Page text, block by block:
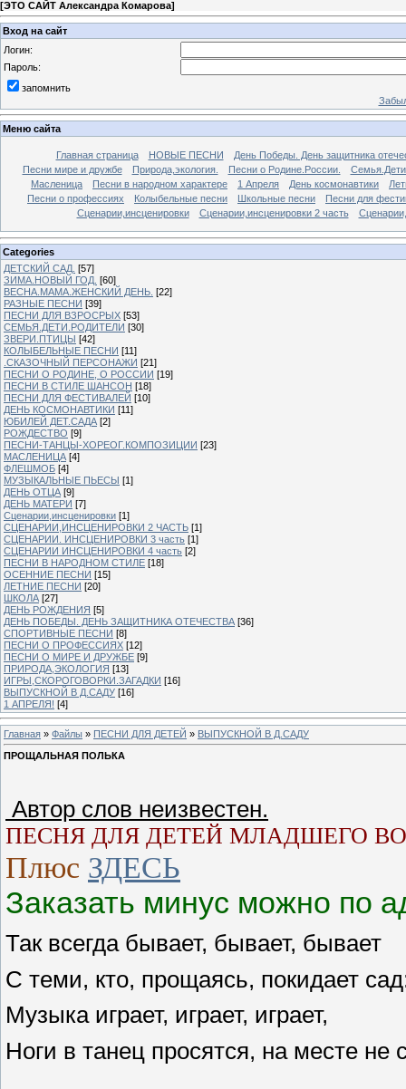
[ЭТО САЙТ Александра Комарова]
Вход на сайт
Логин:
Пароль:
запомнить
Меню сайта
Главная страница НОВЫЕ ПЕСНИ
День Победы. День защитника
Песни мире и дружбе
Природа,экология. Песни о Родине.России.
Масленица
Песни в народном характере 1 Апреля День космонавтики
Песни о профессиях
Колыбельные песни Школьные песни
Песни для
Сценарии,инсценировки
Сценарии,инсценировки 2 часть
Categories
ДЕТСКИЙ САД. [57]
ЗИМА.НОВЫЙ ГОД. [60]
ВЕСНА.МАМА.ЖЕНСКИЙ ДЕНЬ. [22]
РАЗНЫЕ ПЕСНИ [39]
ПЕСНИ ДЛЯ ВЗРОСРЫХ [53]
СЕМЬЯ.ДЕТИ.РОДИТЕЛИ [30]
ЗВЕРИ.ПТИЦЫ [42]
КОЛЫБЕЛЬНЫЕ ПЕСНИ [11]
.СКАЗОЧНЫЙ ПЕРСОНАЖИ [21]
ПЕСНИ О РОДИНЕ, О РОССИИ [19]
ПЕСНИ В СТИЛЕ ШАНСОН [18]
ПЕСНИ ДЛЯ ФЕСТИВАЛЕЙ [10]
ДЕНЬ КОСМОНАВТИКИ [11]
ЮБИЛЕЙ ДЕТ.САДА [2]
РОЖДЕСТВО [9]
ПЕСНИ-ТАНЦЫ-ХОРЕОГ.КОМПОЗИЦИИ [23]
МАСЛЕНИЦА [4]
ФЛЕШМОБ [4]
МУЗЫКАЛЬНЫЕ ПЬЕСЫ [1]
ДЕНЬ ОТЦА [9]
ДЕНЬ МАТЕРИ [7]
Сценарии,инсценировки [1]
СЦЕНАРИИ,ИНСЦЕНИРОВКИ 2 ЧАСТЬ [1]
СЦЕНАРИИ. ИНСЦЕНИРОВКИ 3 часть [1]
СЦЕНАРИИ ИНСЦЕНИРОВКИ 4 часть [2]
ПЕСНИ В НАРОДНОМ СТИЛЕ [18]
ОСЕННИЕ ПЕСНИ [15]
ЛЕТНИЕ ПЕСНИ [20]
ШКОЛА [27]
ДЕНЬ РОЖДЕНИЯ [5]
ДЕНЬ ПОБЕДЫ. ДЕНЬ ЗАЩИТНИКА ОТЕЧЕСТВА [36]
СПОРТИВНЫЕ ПЕСНИ [8]
ПЕСНИ О ПРОФЕССИЯХ [12]
ПЕСНИ О МИРЕ И ДРУЖБЕ [9]
ПРИРОДА,ЭКОЛОГИЯ [13]
ИГРЫ,СКОРОГОВОРКИ.ЗАГАДКИ [16]
ВЫПУСКНОЙ В Д.САДУ [16]
1 АПРЕЛЯ! [4]
Главная » Файлы » ПЕСНИ ДЛЯ ДЕТЕЙ » ВЫПУСКНОЙ В Д.САДУ
ПРОЩАЛЬНАЯ ПОЛЬКА
Автор слов неизвестен.
ПЕСНЯ ДЛЯ ДЕТЕЙ МЛАДШЕГО
Плюс ЗДЕСЬ
Заказать минус можно по
Так всегда бывает, бывает, бывает
С теми, кто, прощаясь, покидает
Музыка играет, играет, играет,
Ноги в танец просятся, на месте не